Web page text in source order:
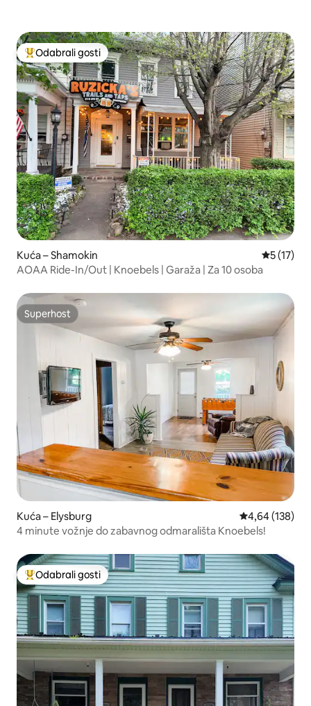
Među najviše rangiranima s oznakom „Odabrali gosti”
Odabrali gosti
Kuća – Shamokin Prosječna
5 (17)
AOAA Ride-In/Out | Knoebels | Garaža | Za 10 osoba
Superhost
Superhost
Kuća – Elysburg Prosječna
4,64 (138)
4 minute vožnje do zabavnog odmarališta Knoebels!
Među najviše rangiranima s oznakom „Odabrali gosti”
Odabrali gosti